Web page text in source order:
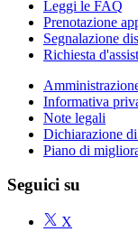
Leggi le FAQ
Prenotazione
Segnalazione
Richiesta
Informativa
Note legali
Dichiarazione
Piano di
Seguici su
X